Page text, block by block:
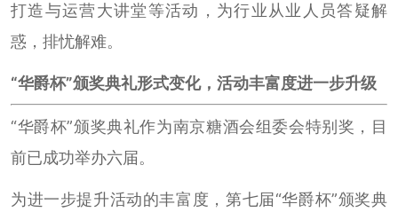
打造与运营大讲堂等活动，为行业从业人员答疑解
惑，排忧解难。
“华爵杯”颁奖典礼形式变化，活动丰富度进一步升级
“华爵杯”颁奖典礼作为南京糖酒会组委会特别奖，目
前已成功举办六届。
为进一步提升活动的丰富度，第七届“华爵杯”颁奖典